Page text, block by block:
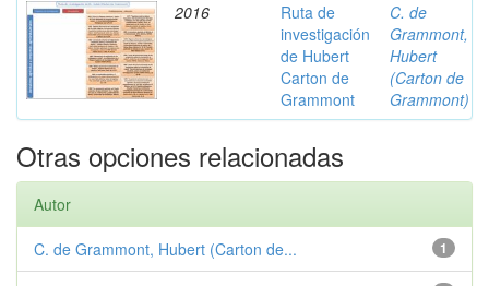
2016
Ruta de
investigación
de Hubert
Carton de
Grammont
C. de
Grammont,
Hubert
(Carton de
Grammont)
Otras opciones relacionadas
Autor
1
C. de Grammont, Hubert (Carton de...